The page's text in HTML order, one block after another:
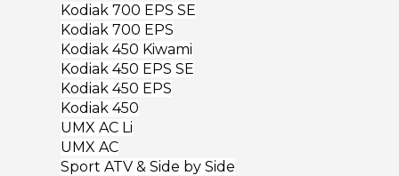
Kodiak 700 EPS SE
Kodiak 700 EPS
Kodiak 450 Kiwami
Kodiak 450 EPS SE
Kodiak 450 EPS
Kodiak 450
UMX AC Li
UMX AC
Sport ATV & Side by Side